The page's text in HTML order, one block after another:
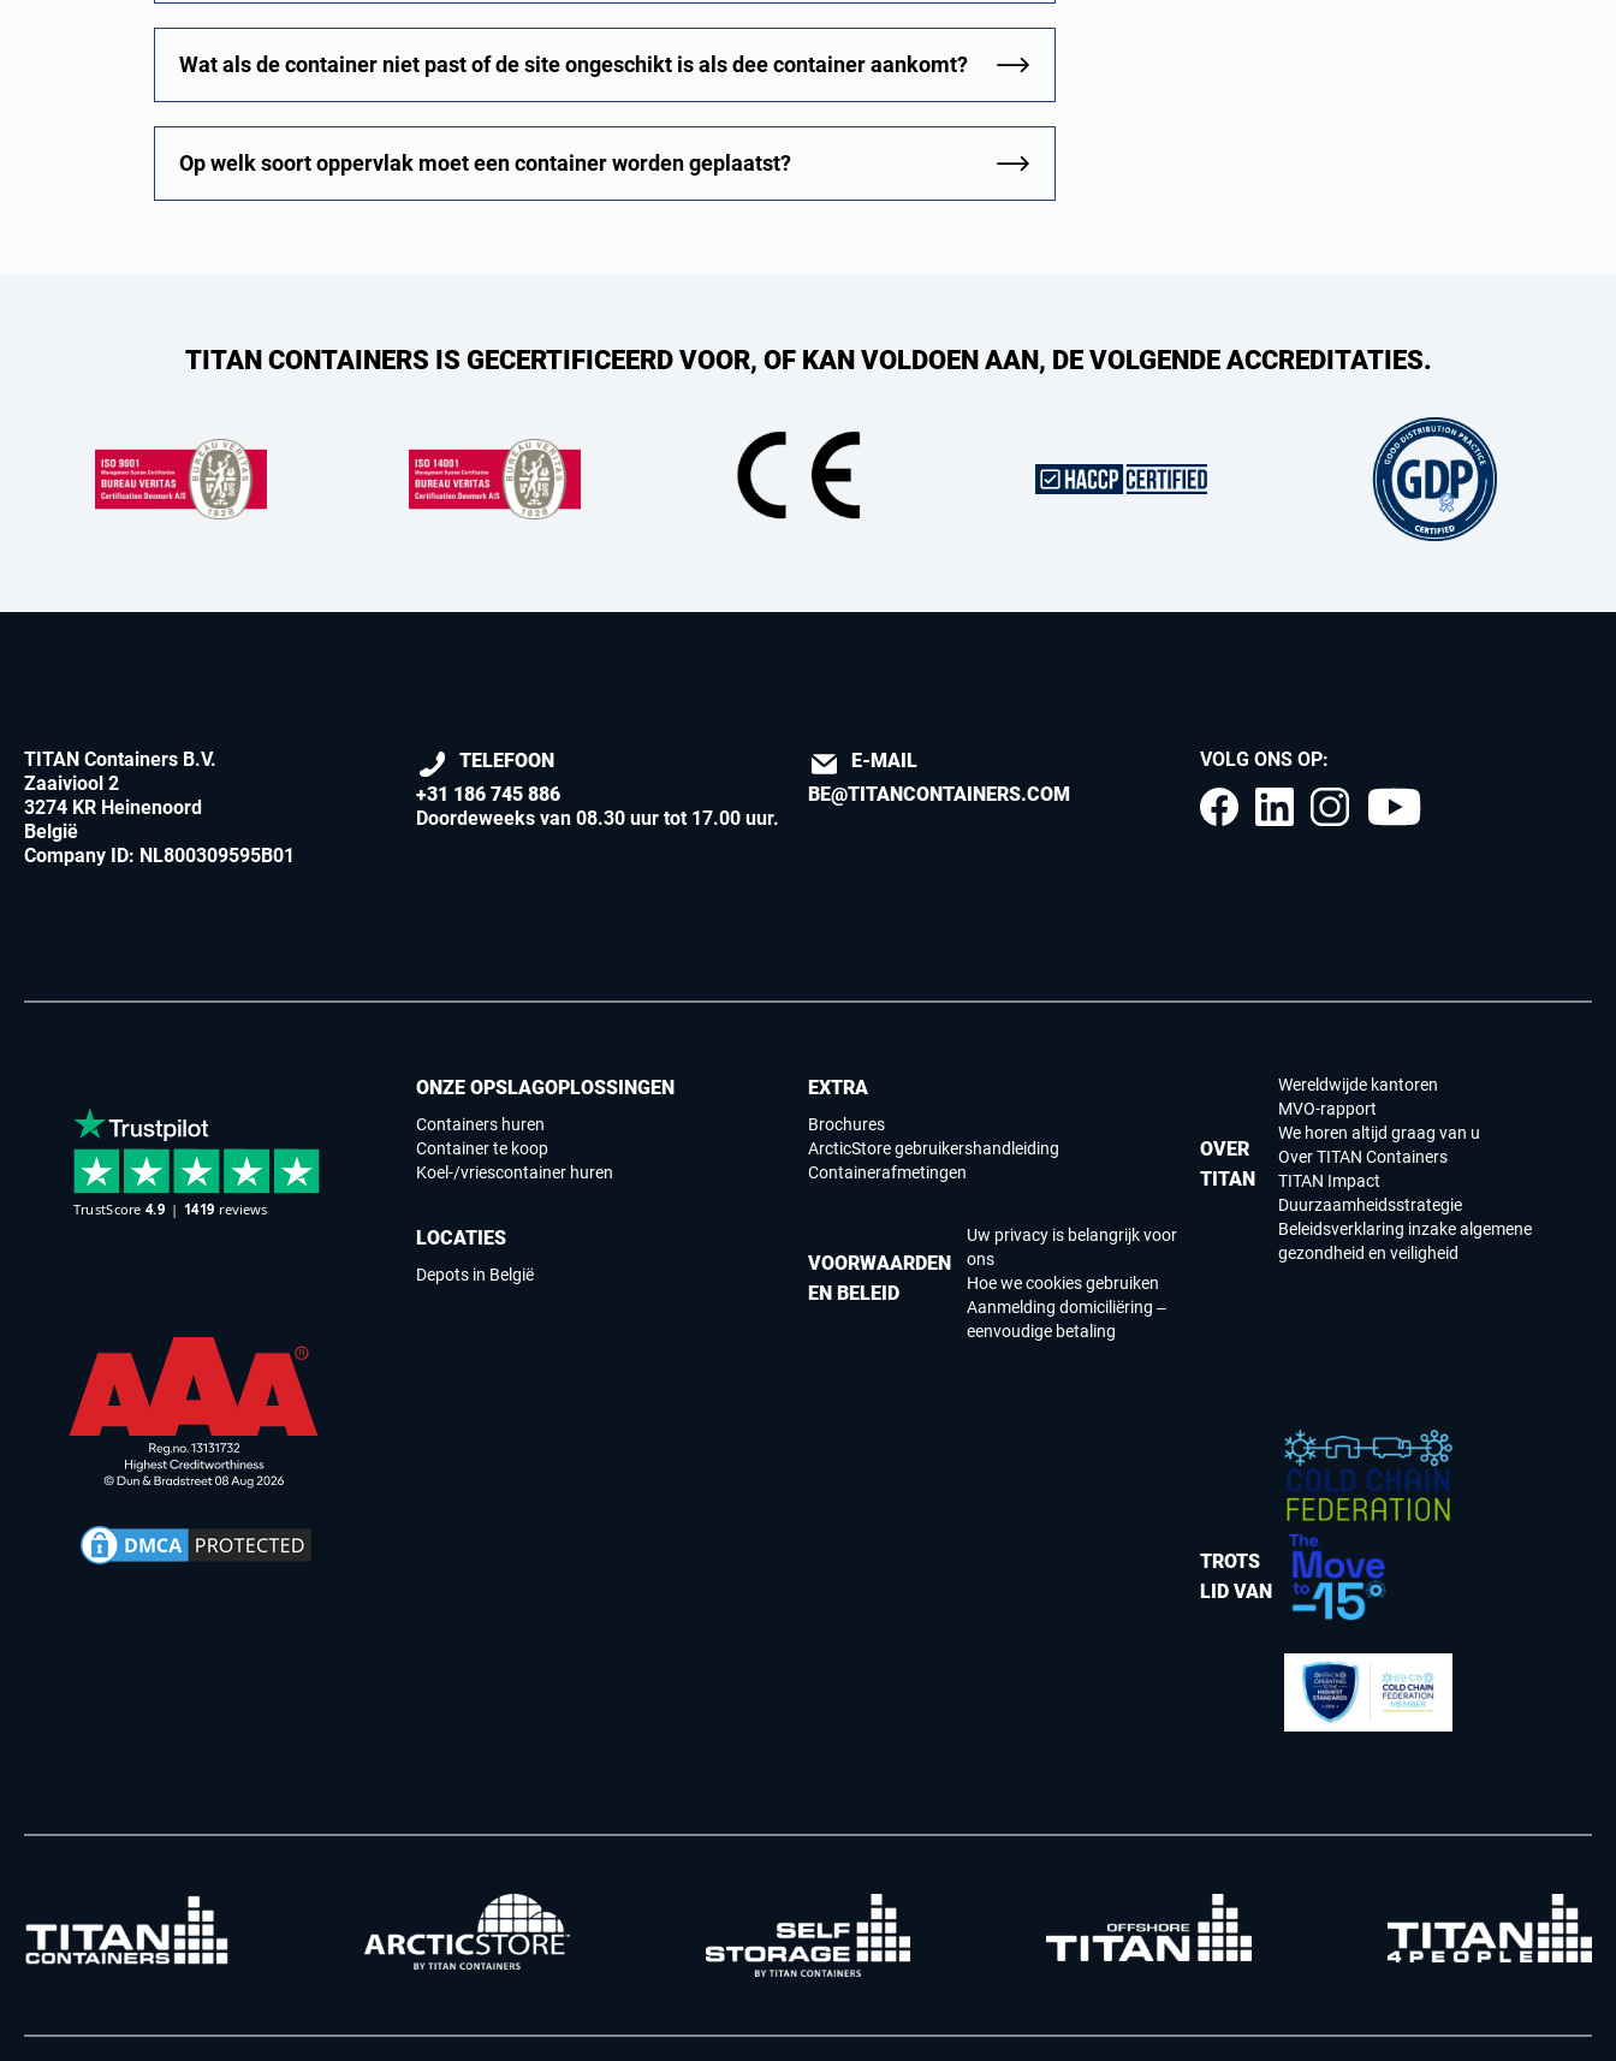
Wat als de container niet past of de site ongeschikt is als dee container aankomt?
Op welk soort oppervlak moet een container worden geplaatst?
TITAN CONTAINERS IS GECERTIFICEERD VOOR, OF KAN VOLDOEN AAN, DE VOLGENDE ACCREDITATIES.
TITAN Containers B.V.
Zaaiviool 2
3274 KR Heinenoord
België
Company ID: NL800309595B01
TELEFOON
+31 186 745 886
Doordeweeks van 08.30 uur tot 17.00 uur.
E-MAIL
BE@TITANCONTAINERS.COM
VOLG ONS OP:
ONZE OPSLAGOPLOSSINGEN
Containers huren
Container te koop
Koel-/vriescontainer huren
LOCATIES
Depots in België
OVER
TITAN
Wereldwijde kantoren
MVO-rapport
We horen altijd graag van u
Over TITAN Containers
TITAN Impact
Duurzaamheidsstrategie
Beleidsverklaring inzake algemene
gezondheid en veiligheid
EXTRA
Brochures
ArcticStore gebruikershandleiding
Containerafmetingen
VOORWAARDEN
EN BELEID
Uw privacy is belangrijk voor
ons
Hoe we cookies gebruiken
Aanmelding domiciliëring –
eenvoudige betaling
TROTS
LID VAN